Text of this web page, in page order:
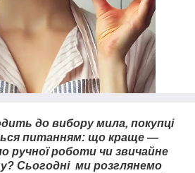
до вибору мила, покупці
питанням: що краще —
ручної роботи чи звичайне
Сьогодні ми розглянемо